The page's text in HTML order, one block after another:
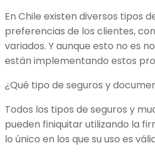
En Chile existen diversos tipos
preferencias de los clientes,
variados. Y aunque esto no es
están implementando estos
¿Qué tipo de seguros y
Todos los tipos de seguros y
pueden finiquitar utilizando la
lo único en los que su uso es